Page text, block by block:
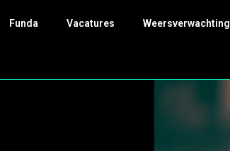
Funda Vacatures Weersverwachting